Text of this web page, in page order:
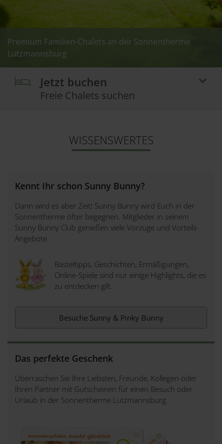
Premium Familien-Chalets an der Sonnentherme
Lutzmannsburg
Premium Familien-Chalets an der Sonnentherme
Lutzmannsburg
Premium Familien-Chalets an der Sonnentherme
Lutzmannsburg
Premium Familien-Chalets an der Sonnentherme
Lutzmannsburg
Jetzt buchen
Freie Chalets suchen
WISSENSWERTES
Kennt Ihr schon Sunny Bunny?
Dann wird es aber Zeit! Sunny Bunny wird Euch in der
Sonnentherme öfter begegnen. Mitglieder in seinem
Sunny Bunny Club genießen viele Vorzüge und Vorteils-
Angebote.
Basteltipps, Geschichten, Ermäßigungen,
Online-Spiele sind nur einige Highlights, die es
zu entdecken gilt.
Besuche Sunny & Pinky Bunny
Das perfekte Geschenk
Überraschen Sie Ihre Liebsten, Freunde, Kollegen oder
Ihren Partner mit Gutscheinen für einen Besuch oder
Urlaub in der Sonnentherme Lutzmannsburg.